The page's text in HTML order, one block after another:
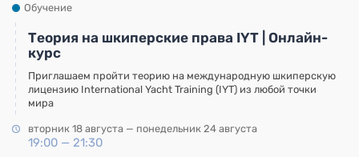
Обучение
Теория на шкиперские права IYT | Онлайн-
курс
Приглашаем пройти теорию на международную шкиперскую
лицензию International Yacht Training (IYT) из любой точки
мира
вторник 18 августа — понедельник 24 августа
19:00 — 21:30